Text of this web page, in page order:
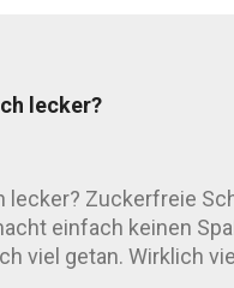
lecker?
Zuckerfreie
einfach keinen
viel getan. Wirklich